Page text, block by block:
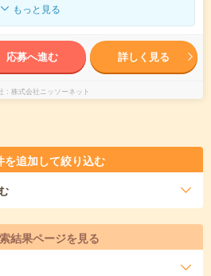
もっと見る
応募へ進む 詳しく見る
株式会社ニッソーネット
を追加して絞り込む
結果ページを見る